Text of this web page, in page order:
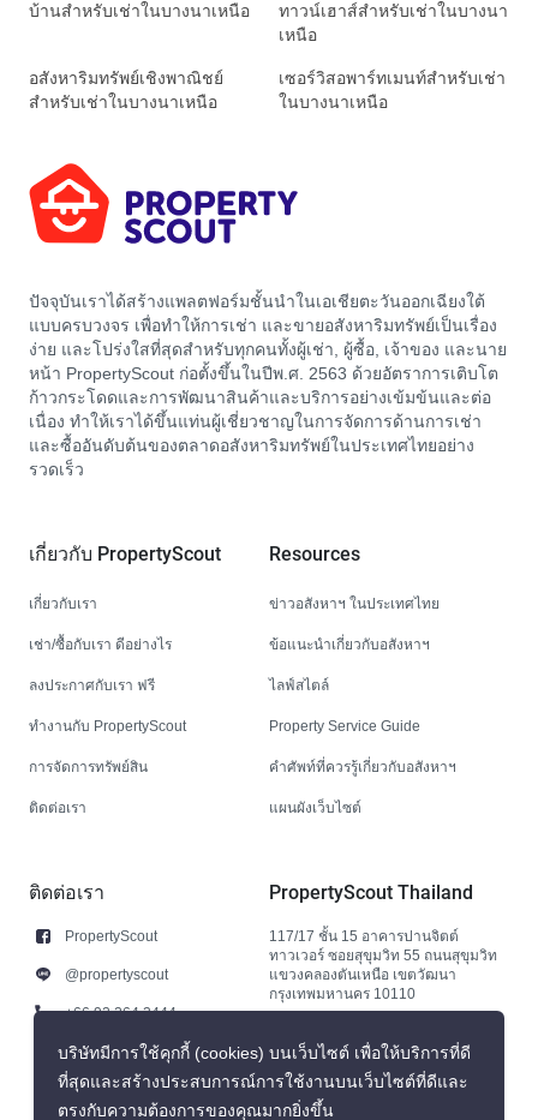
บ้านสำหรับเช่าในบางนาเหนือ
ทาวน์เฮาส์สำหรับเช่าในบางนา
เหนือ
อสังหาริมทรัพย์เชิงพาณิชย์
สำหรับเช่าในบางนาเหนือ
เซอร์วิสอพาร์ทเมนท์สำหรับเช่า
ในบางนาเหนือ
ปัจจุบันเราได้สร้างแพลตฟอร์มชั้นนำในเอเชียตะวันออกเฉียงใต้
แบบครบวงจร เพื่อทำให้การเช่า และขายอสังหาริมทรัพย์เป็นเรื่อง
ง่าย และโปร่งใสที่สุดสำหรับทุกคนทั้งผู้เช่า, ผู้ซื้อ, เจ้าของ และนาย
หน้า PropertyScout ก่อตั้งขึ้นในปีพ.ศ. 2563 ด้วยอัตราการเติบโต
ก้าวกระโดดและการพัฒนาสินค้าและบริการอย่างเข้มข้นและต่อ
เนื่อง ทำให้เราได้ขึ้นแท่นผู้เชี่ยวชาญในการจัดการด้านการเช่า
และซื้ออันดับต้นของตลาดอสังหาริมทรัพย์ในประเทศไทยอย่าง
รวดเร็ว
เกี่ยวกับ PropertyScout
เกี่ยวกับเรา
เช่า/ซื้อกับเรา ดีอย่างไร
ลงประกาศกับเรา ฟรี
ทำงานกับ PropertyScout
การจัดการทรัพย์สิน
ติดต่อเรา
Resources
ข่าวอสังหาฯ ในประเทศไทย
ข้อแนะนำเกี่ยวกับอสังหาฯ
ไลฟ์สไตล์
Property Service Guide
คำศัพท์ที่ควรรู้เกี่ยวกับอสังหาฯ
แผนผังเว็บไซต์
ติดต่อเรา
PropertyScout
@propertyscout
+66 92 264 3444
+66 92 264 3444
contact@propertyscout.co.th
PropertyScout Thailand
117/17 ชั้น 15 อาคารปานจิตต์
ทาวเวอร์ ซอยสุขุมวิท 55 ถนนสุขุมวิท
แขวงคลองตันเหนือ เขตวัฒนา
กรุงเทพมหานคร 10110
บริษัทมีการใช้คุกกี้ (cookies) บนเว็บไซต์ เพื่อให้บริการที่ดี
ที่สุดและสร้างประสบการณ์การใช้งานบนเว็บไซต์ที่ดีและ
ตรงกับความต้องการของคุณมากยิ่งขึ้น